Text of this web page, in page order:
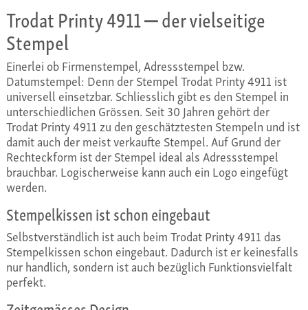
Trodat Printy 4911 ‒ der vielseitige
Stempel
Einerlei ob Firmenstempel, Adressstempel bzw.
Datumstempel: Denn der Stempel Trodat Printy 4911 ist
universell einsetzbar. Schliesslich gibt es den Stempel in
unterschiedlichen Grössen. Seit 30 Jahren gehört der
Trodat Printy 4911 zu den geschätztesten Stempeln und ist
damit auch der meist verkaufte Stempel. Auf Grund der
Rechteckform ist der Stempel ideal als Adressstempel
brauchbar. Logischerweise kann auch ein Logo eingefügt
werden.
Stempelkissen ist schon eingebaut
Selbstverständlich ist auch beim Trodat Printy 4911 das
Stempelkissen schon eingebaut. Dadurch ist er keinesfalls
nur handlich, sondern ist auch bezüglich Funktionsvielfalt
perfekt.